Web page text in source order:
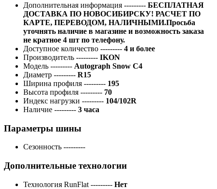
Дополнительная информация --------- БЕСПЛАТНАЯ
ДОСТАВКА ПО НОВОСИБИРСКУ! РАСЧЕТ ПО
КАРТЕ, ПЕРЕВОДОМ, НАЛИЧНЫМИ.Просьба
уточнять наличие в магазине и возможность заказа
не кратное 4 шт по телефону.
Доступное количество --------- 4 и более
Производитель --------- IKON
Модель --------- Autograph Snow C4
Диаметр --------- R15
Ширина профиля --------- 195
Высота профиля --------- 70
Индекс нагрузки --------- 104/102R
Наличие --------- 3 часа
Параметры шины
Сезонность ---------
Дополнительные технологии
Технология RunFlat --------- Нет